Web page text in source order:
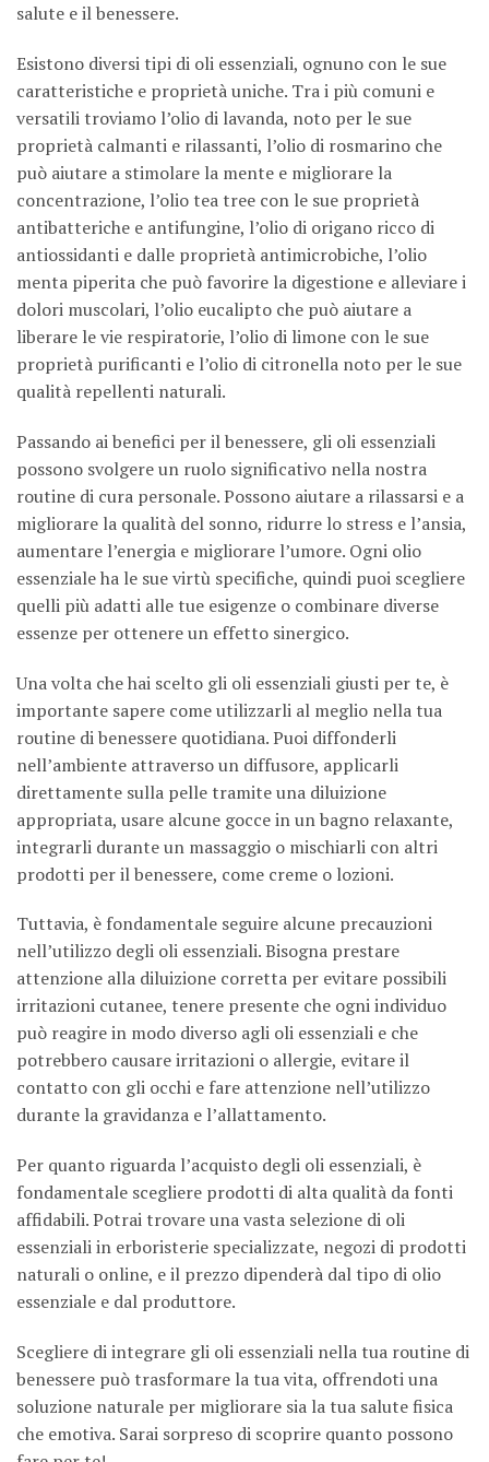
salute e il benessere.
Esistono diversi tipi di oli essenziali, ognuno con le sue
caratteristiche e proprietà uniche. Tra i più comuni e
versatili troviamo l’olio di lavanda, noto per le sue
proprietà calmanti e rilassanti, l’olio di rosmarino che
può aiutare a stimolare la mente e migliorare la
concentrazione, l’olio tea tree con le sue proprietà
antibatteriche e antifungine, l’olio di origano ricco di
antiossidanti e dalle proprietà antimicrobiche, l’olio
menta piperita che può favorire la digestione e alleviare i
dolori muscolari, l’olio eucalipto che può aiutare a
liberare le vie respiratorie, l’olio di limone con le sue
proprietà purificanti e l’olio di citronella noto per le sue
qualità repellenti naturali.
Passando ai benefici per il benessere, gli oli essenziali
possono svolgere un ruolo significativo nella nostra
routine di cura personale. Possono aiutare a rilassarsi e a
migliorare la qualità del sonno, ridurre lo stress e l’ansia,
aumentare l’energia e migliorare l’umore. Ogni olio
essenziale ha le sue virtù specifiche, quindi puoi scegliere
quelli più adatti alle tue esigenze o combinare diverse
essenze per ottenere un effetto sinergico.
Una volta che hai scelto gli oli essenziali giusti per te, è
importante sapere come utilizzarli al meglio nella tua
routine di benessere quotidiana. Puoi diffonderli
nell’ambiente attraverso un diffusore, applicarli
direttamente sulla pelle tramite una diluizione
appropriata, usare alcune gocce in un bagno relaxante,
integrarli durante un massaggio o mischiarli con altri
prodotti per il benessere, come creme o lozioni.
Tuttavia, è fondamentale seguire alcune precauzioni
nell’utilizzo degli oli essenziali. Bisogna prestare
attenzione alla diluizione corretta per evitare possibili
irritazioni cutanee, tenere presente che ogni individuo
può reagire in modo diverso agli oli essenziali e che
potrebbero causare irritazioni o allergie, evitare il
contatto con gli occhi e fare attenzione nell’utilizzo
durante la gravidanza e l’allattamento.
Per quanto riguarda l’acquisto degli oli essenziali, è
fondamentale scegliere prodotti di alta qualità da fonti
affidabili. Potrai trovare una vasta selezione di oli
essenziali in erboristerie specializzate, negozi di prodotti
naturali o online, e il prezzo dipenderà dal tipo di olio
essenziale e dal produttore.
Scegliere di integrare gli oli essenziali nella tua routine di
benessere può trasformare la tua vita, offrendoti una
soluzione naturale per migliorare sia la tua salute fisica
che emotiva. Sarai sorpreso di scoprire quanto possono